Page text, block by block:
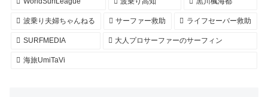
波乗り夫婦ちゃんねる サーファー救助 ライフセーバー救助
SURFMEDIA 大人プロサーファーのサーフィン
海旅UmiTaVi